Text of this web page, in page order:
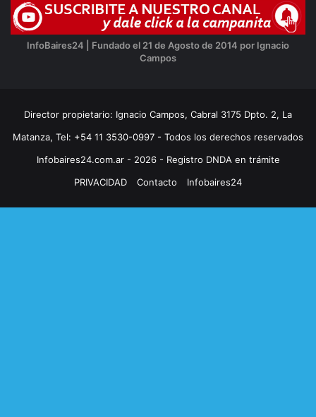
InfoBaires24 | Fundado el 21 de Agosto de 2014 por Ignacio
Campos
Director propietario: Ignacio Campos, Cabral 3175 Dpto. 2, La
Matanza, Tel: +54 11 3530-0997 - Todos los derechos reservados
Infobaires24.com.ar - 2026 - Registro DNDA en trámite
PRIVACIDAD
Contacto Infobaires24